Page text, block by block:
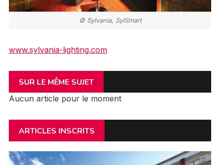
© Sylvania, SylSmart
www.sylvania-lighting.com
SUR LE MÊME SUJET
Aucun article pour le moment
ARTICLES INSCRITS